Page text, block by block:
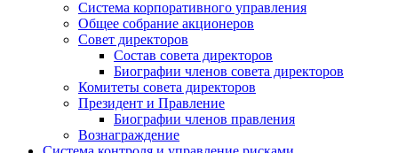
Система корпоративного управления
Общее собрание акционеров
Совет директоров
Состав совета директоров
Биографии членов совета директоров
Комитеты совета директоров
Президент и Правление
Биографии членов правления
Вознаграждение